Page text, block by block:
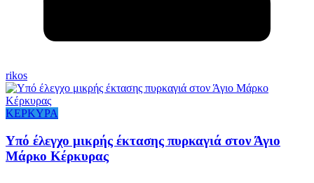
rikos
ΚΕΡΚΥΡΑ
Υπό έλεγχο μικρής έκτασης πυρκαγιά στον Άγιο
Μάρκο Κέρκυρας